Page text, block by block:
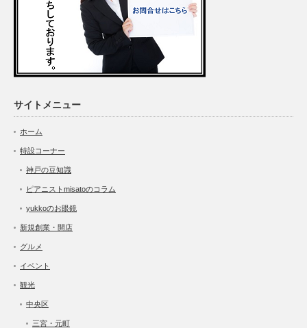
サイトメニュー
ホーム
特設コーナー
神戸の豆知識
ピアニストmisatoのコラム
yukkoのお眼鏡
新規創業・開店
グルメ
イベント
観光
中央区
三宮・元町